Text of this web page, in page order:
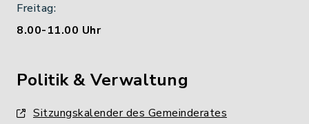
Freitag:
8.00-11.00 Uhr
Politik & Verwaltung
Sitzungskalender des Gemeinderates